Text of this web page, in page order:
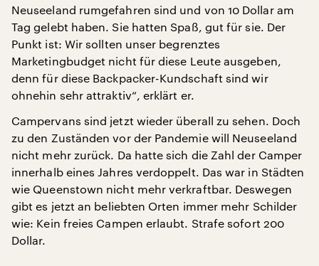
Neuseeland rumgefahren sind und von 10 Dollar am
Tag gelebt haben. Sie hatten Spaß, gut für sie. Der
Punkt ist: Wir sollten unser begrenztes
Marketingbudget nicht für diese Leute ausgeben,
denn für diese Backpacker-Kundschaft sind wir
ohnehin sehr attraktiv“, erklärt er.
Campervans sind jetzt wieder überall zu sehen. Doch
zu den Zuständen vor der Pandemie will Neuseeland
nicht mehr zurück. Da hatte sich die Zahl der Camper
innerhalb eines Jahres verdoppelt. Das war in Städten
wie Queenstown nicht mehr verkraftbar. Deswegen
gibt es jetzt an beliebten Orten immer mehr Schilder
wie: Kein freies Campen erlaubt. Strafe sofort 200
Dollar.